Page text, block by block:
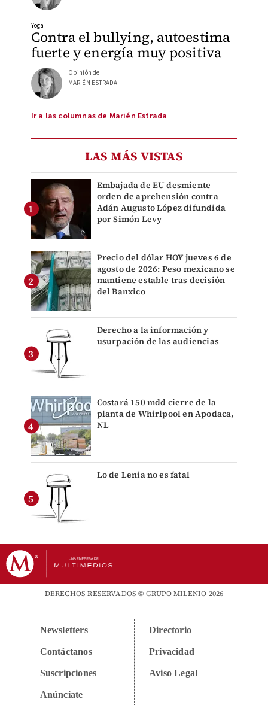
Contra el bullying, autoestima
fuerte y energía muy positiva
Yoga
Opinión de
MARIÉN ESTRADA
Ir a las columnas de Marién Estrada
LAS MÁS VISTAS
Embajada de EU desmiente
orden de aprehensión contra
Adán Augusto López difundida
por Simón Levy
Precio del dólar HOY jueves 6 de
agosto de 2026: Peso mexicano se
mantiene estable tras decisión
del Banxico
Derecho a la información y
usurpación de las audiencias
Costará 150 mdd cierre de la
planta de Whirlpool en Apodaca,
NL
Lo de Lenia no es fatal
DERECHOS RESERVADOS © GRUPO MILENIO 2026
Newsletters
Contáctanos
Suscripciones
Anúnciate
Directorio
Privacidad
Aviso Legal